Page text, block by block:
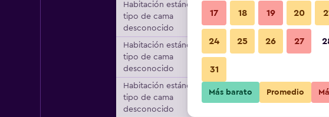
Habitación estándar,
tipo de cama
desconocido
$63
Habitación estándar,
tipo de cama
desconocido
Habitación estándar,
tipo de cama
desconocido
$70
17 18 19 20
24 25 26 27
31
Más barato Promedio